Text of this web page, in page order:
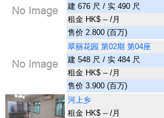
建 676 尺 / 实 490 尺
租金 HK$ -- /月
售价 2.800 (百万)
翠丽花园 第02期 第04座
建 548 尺 / 实 484 尺
租金 HK$ -- /月
售价 3.900 (百万)
河上乡
租金 HK$ -- /月